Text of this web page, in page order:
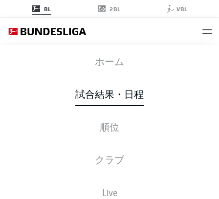
BL 2BL VBL
ホーム
試合結果・日程
順位
クラブ
Live
SVW BMG
スターティングメンバー